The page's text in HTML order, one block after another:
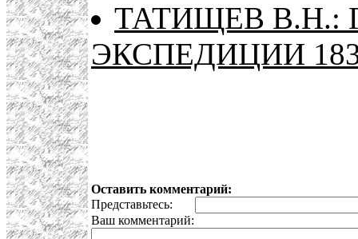
ТАТИЩЕВ В.Н.:
ЭКСПЕДИЦИИ
Оставить комментарий:
Представьтесь:
Ваш комментарий: